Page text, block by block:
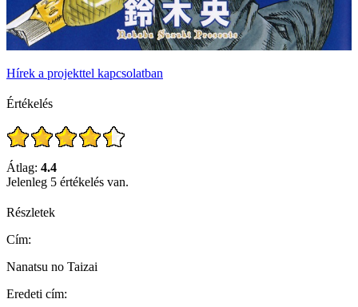
Hírek a projekttel kapcsolatban
Értékelés
Átlag: 4.4
Jelenleg 5 értékelés van.
Részletek
Cím:
Nanatsu no Taizai
Eredeti cím: